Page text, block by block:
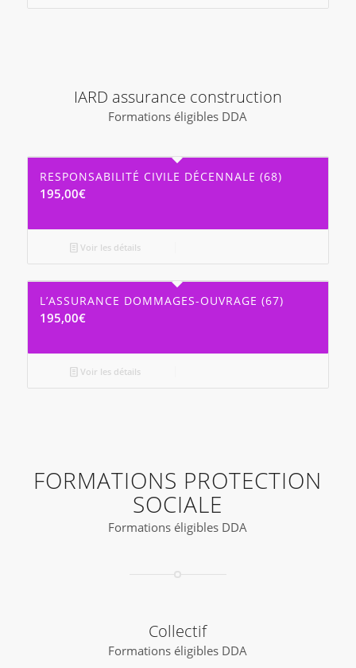
IARD assurance construction
Formations éligibles DDA
RESPONSABILITÉ CIVILE DÉCENNALE (68)
195,00€
Voir les détails
L’ASSURANCE DOMMAGES-OUVRAGE (67)
195,00€
Voir les détails
FORMATIONS PROTECTION
SOCIALE
Formations éligibles DDA
Collectif
Formations éligibles DDA